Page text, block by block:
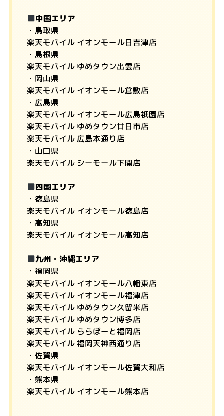
中国エリア
・鳥取県
楽天モバイル イオンモール日吉津店
・島根県
楽天モバイル ゆめタウン出雲店
・岡山県
楽天モバイル イオンモール倉敷店
・広島県
楽天モバイル イオンモール広島祇園店
楽天モバイル ゆめタウン廿日市店
楽天モバイル 広島本通り店
・山口県
楽天モバイル シーモール下関店
四国エリア
・徳島県
楽天モバイル イオンモール徳島店
・高知県
楽天モバイル イオンモール高知店
九州・沖縄エリア
・福岡県
楽天モバイル イオンモール八幡東店
楽天モバイル イオンモール福津店
楽天モバイル ゆめタウン久留米店
楽天モバイル ゆめタウン博多店
楽天モバイル ららぽーと福岡店
楽天モバイル 福岡天神西通り店
・佐賀県
楽天モバイル イオンモール佐賀大和店
・熊本県
楽天モバイル イオンモール熊本店